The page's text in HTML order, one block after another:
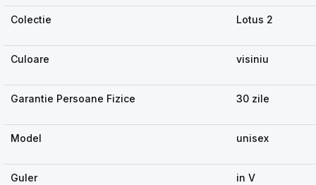
Colectie Lotus 2
Culoare visiniu
Garantie Persoane Fizice 30 zile
Model unisex
Guler in V